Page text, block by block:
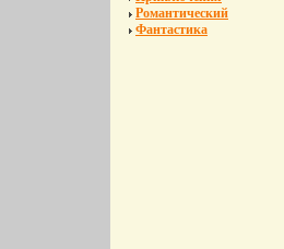
Романтический
Фантастика